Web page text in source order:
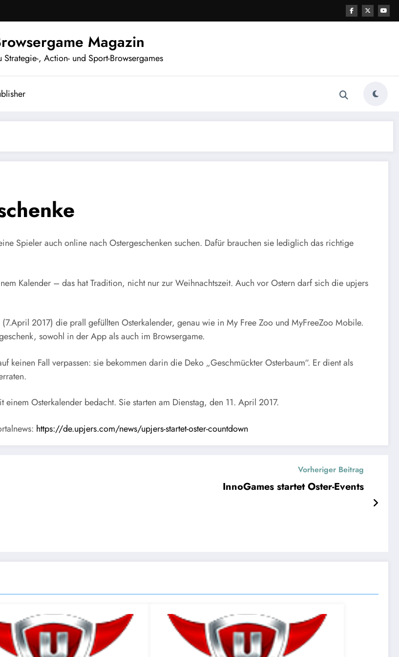
Magazin
Strategie-, Action- und Sport-Browsergames
Spieler auch online nach Ostergeschenken suchen. Dafür brauchen sie lediglich das richtige
Kalender – das hat Tradition, nicht nur zur Weihnachtszeit. Auch vor Ostern darf sich die upjers
2017) die prall gefüllten Osterkalender, genau wie in My Free Zoo und MyFreeZoo Mobile.
sowohl in der App als auch im Browsergame.
keinen Fall verpassen: sie bekommen darin die Deko „Geschmückter Osterbaum“. Er dient als
Osterkalender bedacht. Sie starten am Dienstag, den 11. April 2017.
https://de.upjers.com/news/upjers-startet-oster-countdown
Vorheriger Beitrag
InnoGames startet Oster-Events